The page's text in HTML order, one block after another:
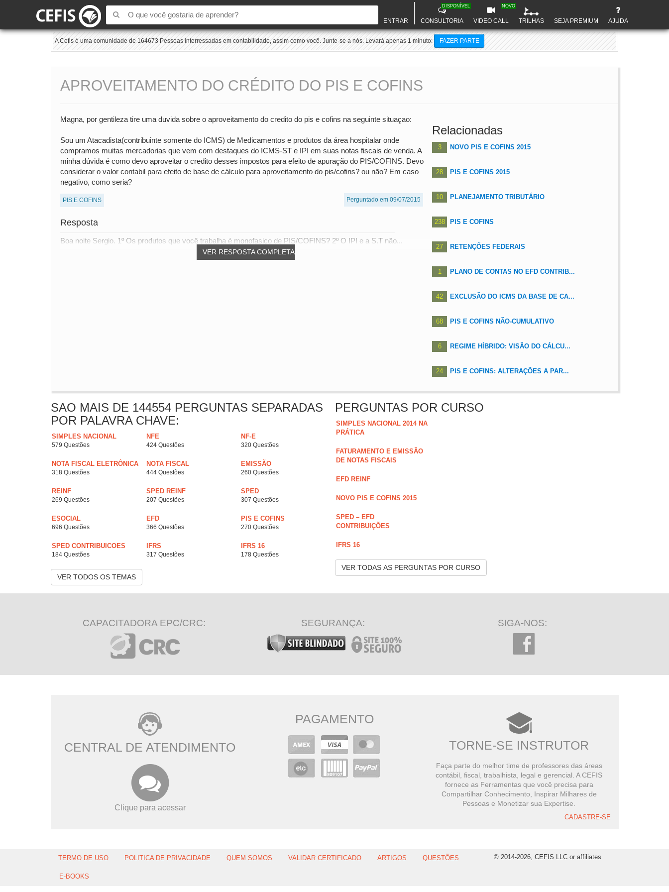
ENTRAR CONSULTORIA
DISPONÍVEL
VIDEO CALL
NOVO
TRILHAS SEJA PREMIUM AJUDA
A Cefis é uma comunidade de 164673 Pessoas interressadas em contabilidade, assim como você. Junte-se a nós. Levará apenas 1 minuto: FAZER PARTE
APROVEITAMENTO DO CRÉDITO DO PIS E COFINS
Magna, por gentileza tire uma duvida sobre o aproveitamento do credito do pis e cofins na seguinte situaçao:
Sou um Atacadista(contribuinte somente do ICMS) de Medicamentos e produtos da área hospitalar onde
compramos muitas mercadorias que vem com destaques do ICMS-ST e IPI em suas notas fiscais de venda. A
minha dúvida é como devo aproveitar o credito desses impostos para efeito de apuração do PIS/COFINS. Devo
considerar o valor contabil para efeito de base de cálculo para aproveitamento do pis/cofins? ou não? Em caso
negativo, como seria?
PIS E COFINS Perguntado em 09/07/2015
Resposta
VER RESPOSTA COMPLETA
Boa noite Sergio. 1º Os produtos que você trabalha é monofasico de PIS/COFINS? 2º O IPI e a S.T não...
Relacionadas
3 NOVO PIS E COFINS 2015
28 PIS E COFINS 2015
10 PLANEJAMENTO TRIBUTÁRIO
238 PIS E COFINS
27 RETENÇÕES FEDERAIS
1 PLANO DE CONTAS NO EFD CONTRIB...
42 EXCLUSÃO DO ICMS DA BASE DE CA...
68 PIS E COFINS NÃO-CUMULATIVO
6 REGIME HÍBRIDO: VISÃO DO CÁLCU...
24 PIS E COFINS: ALTERAÇÕES A PAR...
SAO MAIS DE 144554 PERGUNTAS SEPARADAS
POR PALAVRA CHAVE:
SIMPLES NACIONAL
579 Questões
NFE
424 Questões
NF-E
320 Questões
NOTA FISCAL ELETRÔNICA
318 Questões
NOTA FISCAL
444 Questões
EMISSÃO
260 Questões
REINF
269 Questões
SPED REINF
207 Questões
SPED
307 Questões
ESOCIAL
696 Questões
EFD
366 Questões
PIS E COFINS
270 Questões
SPED CONTRIBUICOES
184 Questões
IFRS
317 Questões
IFRS 16
178 Questões
VER TODOS OS TEMAS
PERGUNTAS POR CURSO
SIMPLES NACIONAL 2014 NA
PRÁTICA
FATURAMENTO E EMISSÃO
DE NOTAS FISCAIS
EFD REINF
NOVO PIS E COFINS 2015
SPED – EFD
CONTRIBUIÇÕES
IFRS 16
VER TODAS AS PERGUNTAS POR CURSO
CAPACITADORA EPC/CRC: SEGURANÇA: SIGA-NOS:
CENTRAL DE ATENDIMENTO
Clique para acessar
PAGAMENTO
TORNE-SE INSTRUTOR
Faça parte do melhor time de professores das áreas
contábil, fiscal, trabalhista, legal e gerencial. A CEFIS
fornece as Ferramentas que você precisa para
Compartilhar Conhecimento, Inspirar Milhares de
Pessoas e Monetizar sua Expertise.
CADASTRE-SE
TERMO DE USO POLITICA DE PRIVACIDADE QUEM SOMOS VALIDAR CERTIFICADO ARTIGOS QUESTÕES
E-BOOKS
© 2014-2026, CEFIS LLC or affiliates